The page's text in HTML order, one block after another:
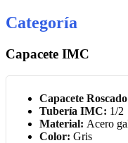
Categoría
Capacete IMC
Capacete
Tubería IMC: 1/2
Material: Acero
Color: Gris